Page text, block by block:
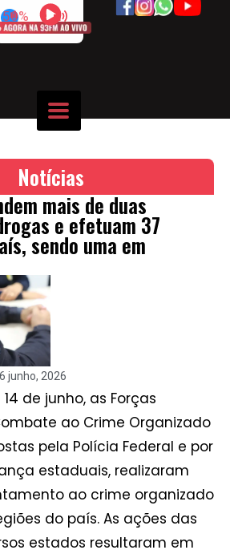
50%
Notícias
mais de duas
e efetuam 37
sendo uma em
junho, 2026
de junho, as Forças
ao Crime Organizado
pela Polícia Federal e por
estaduais, realizaram
ao crime organizado
do país. As ações das
estados resultaram em